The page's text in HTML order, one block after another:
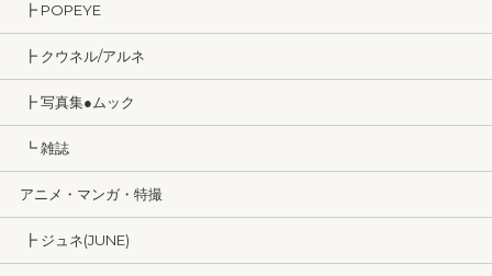
┣ POPEYE
┣ クウネル/アルネ
┣ 写真集●ムック
┗ 雑誌
アニメ・マンガ・特撮
┣ ジュネ(JUNE)